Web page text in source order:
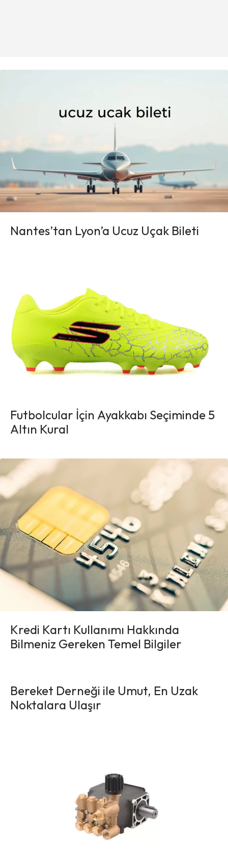
Nantes’tan Lyon’a Ucuz Uçak Bileti
Futbolcular İçin Ayakkabı Seçiminde 5
Altın Kural
Kredi Kartı Kullanımı Hakkında
Bilmeniz Gereken Temel Bilgiler
Bereket Derneği ile Umut, En Uzak
Noktalara Ulaşır